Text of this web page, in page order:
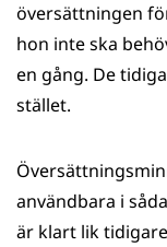
översättningen
hon inte ska
en gång. De
stället.
användbara i
är klart lik